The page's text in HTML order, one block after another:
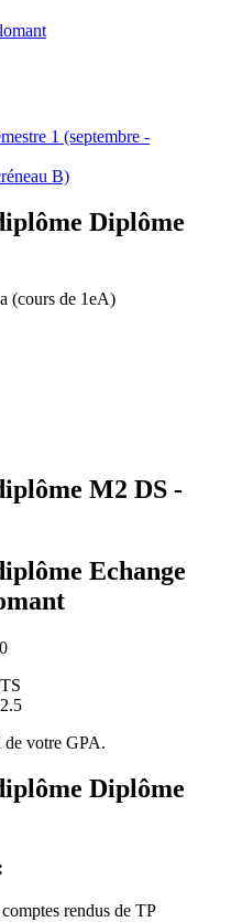
1 (septembre -
B)
Diplôme
(cours de 1eA)
M2 DS -
Echange
de votre GPA.
Diplôme
rendus de TP